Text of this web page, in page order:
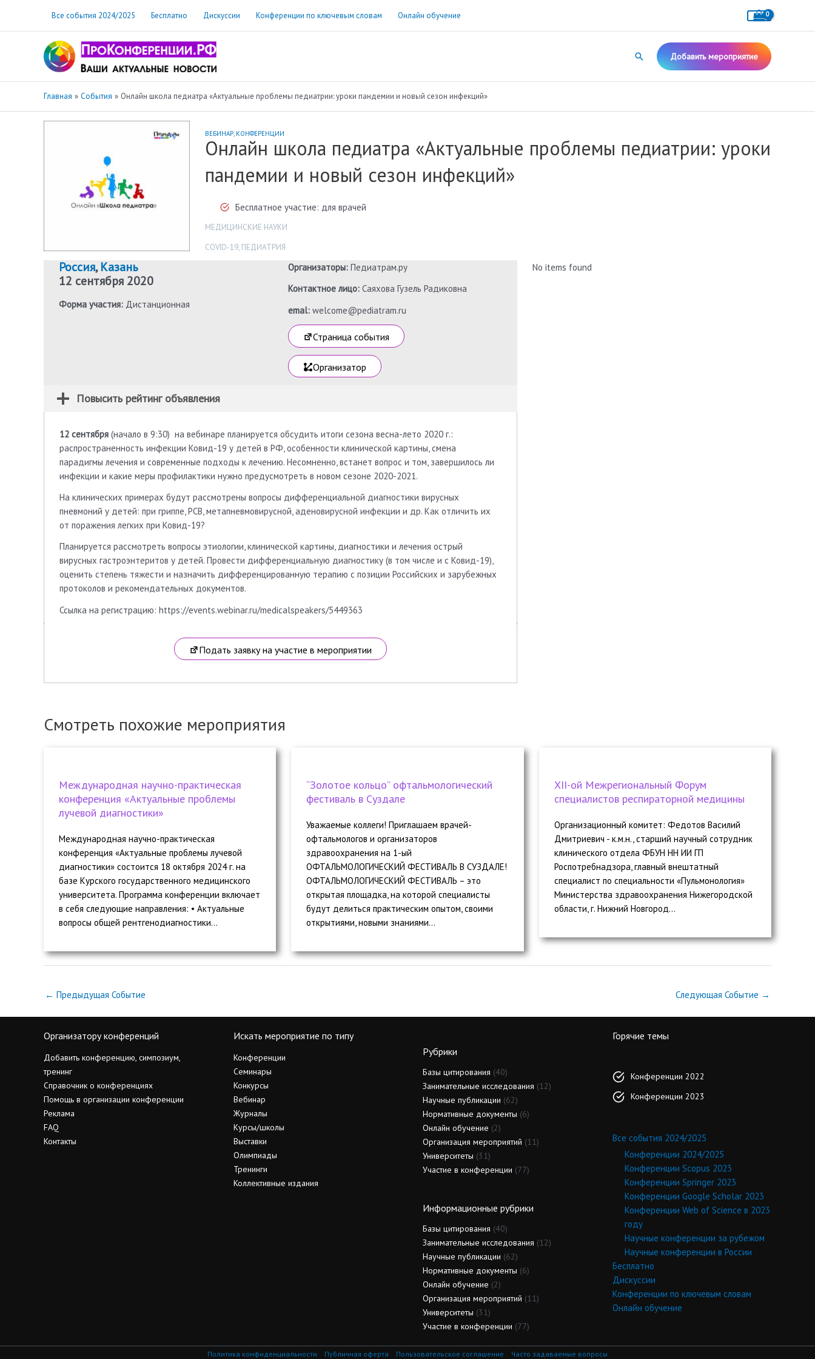
содержимому
Все события 2024/2025 Бесплатно Дискуссии Конференции по ключевым словам Онлайн обучение
Поиск Добавить мероприятие
Главная События Онлайн школа педиатра «Актуальные проблемы педиатрии: уроки пандемии и новый сезон инфекций»
ВЕБИНАР, КОНФЕРЕНЦИИ
Онлайн школа педиатра «Актуальные проблемы педиатрии: уроки
пандемии и новый сезон инфекций»
Бесплатное участие: для врачей
МЕДИЦИНСКИЕ НАУКИ
COVID-19, ПЕДИАТРИЯ
Россия,Казань
12 сентября 2020
Форма участия: Дистанционная
Организаторы: Педиатрам.ру
Контактное лицо: Саяхова Гузель Радиковна
emal:welcome@pediatram.ru
Страница события
Организатор
Повысить рейтинг объявления
12 сентября (начало в 9:30) на вебинаре планируется обсудить итоги сезона весна-лето 2020 г.:
распространенность инфекции Ковид-19 у детей в РФ, особенности клинической картины, смена
парадигмы лечения и современные подходы к лечению. Несомненно, встанет вопрос и том, завершилось ли
инфекции и какие меры профилактики нужно предусмотреть в новом сезоне 2020-2021.
На клинических примерах будут рассмотрены вопросы дифференциальной диагностики вирусных
пневмоний у детей: при гриппе, РСВ, метапневмовирусной, аденовирусной инфекции и др. Как отличить их
от поражения легких при Ковид-19?
Планируется рассмотреть вопросы этиологии, клинической картины, диагностики и лечения острый
вирусных гастроэнтеритов у детей. Провести дифференциальную диагностику (в том числе и с Ковид-19),
оценить степень тяжести и назначить дифференцированную терапию с позиции Российских и зарубежных
протоколов и рекомендательных документов.
Ссылка на регистрацию: https://events.webinar.ru/medicalspeakers/5449363
Подать заявку на участие в мероприятии
No items found
Смотреть похожие мероприятия
Международная научно-практическая
конференция «Актуальные проблемы
лучевой диагностики»
Международная научно-практическая
конференция «Актуальные проблемы лучевой
диагностики» состоится 18 октября 2024 г. на
базе Курского государственного медицинского
университета. Программа конференции включает
в себя следующие направления: • Актуальные
вопросы общей рентгенодиагностики...
“Золотое кольцо” офтальмологический
фестиваль в Суздале
Уважаемые коллеги! Приглашаем врачей-
офтальмологов и организаторов
здравоохранения на 1-ый
ОФТАЛЬМОЛОГИЧЕСКИЙ ФЕСТИВАЛЬ В СУЗДАЛЕ!
ОФТАЛЬМОЛОГИЧЕСКИЙ ФЕСТИВАЛЬ – это
открытая площадка, на которой специалисты
будут делиться практическим опытом, своими
открытиями, новыми знаниями...
ХII-ой Межрегиональный Форум
специалистов респираторной медицины
Организационный комитет: Федотов Василий
Дмитриевич - к.м.н., старший научный сотрудник
клинического отдела ФБУН НН ИИ ГП
Роспотребнадзора, главный внештатный
специалист по специальности «Пульмонология»
Министерства здравоохранения Нижегородской
области, г. Нижний Новгород...
← Предыдущая Событие Следующая Событие →
Организатору конференций
Добавить конференцию, симпозиум,
тренинг
Справочник о конференциях
Помощь в организации конференции
Реклама
FAQ
Контакты
Искать мероприятие по типу
Конференции
Семинары
Конкурсы
Вебинар
Журналы
Курсы/школы
Выставки
Олимпиады
Тренинги
Коллективные издания
Рубрики
Базы цитирования (40)
Занимательные исследования (12)
Научные публикации (62)
Нормативные документы (6)
Онлайн обучение (2)
Организация мероприятий (11)
Университеты (31)
Участие в конференции (77)
Информационные рубрики
Базы цитирования (40)
Занимательные исследования (12)
Научные публикации (62)
Нормативные документы (6)
Онлайн обучение (2)
Организация мероприятий (11)
Университеты (31)
Участие в конференции (77)
Горячие темы
Конференции 2022
Конференции 2023
Все события 2024/2025
Конференции 2024/2025
Конференции Scopus 2023
Конференции Springer 2023
Конференции Google Scholar 2023
Конференции Web of Science в 2023
году
Научные конференции за рубежом
Научные конференции в России
Бесплатно
Дискуссии
Конференции по ключевым словам
Онлайн обучение
Политика конфиденциальности Публичная оферта Пользовательское соглашение Часто задаваемые вопросы